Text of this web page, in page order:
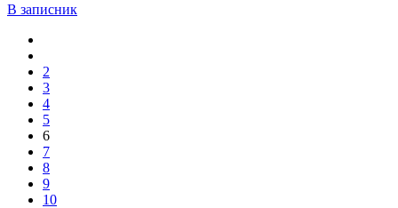
В записник
2
3
4
5
6
7
8
9
10